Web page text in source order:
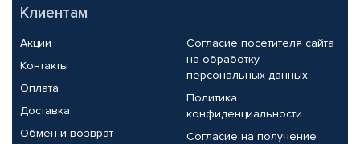
Клиентам
Акции
Контакты
Оплата
Доставка
Обмен и возврат
Согласие посетителя сайта
на обработку
персональных данных
Политика
конфиденциальности
Согласие на получение